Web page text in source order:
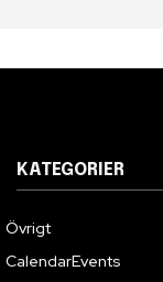
KATEGORIER
Övrigt
CalendarEvents